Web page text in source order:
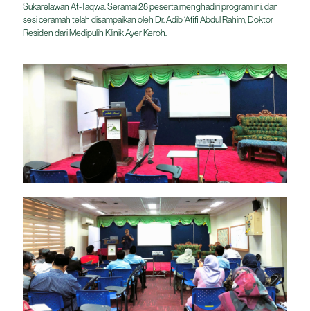
Sukarelawan At-Taqwa. Seramai 28 peserta menghadiri program ini, dan
sesi ceramah telah disampaikan oleh Dr. Adib ‘Afifi Abdul Rahim, Doktor
Residen dari Medipulih Klinik Ayer Keroh.